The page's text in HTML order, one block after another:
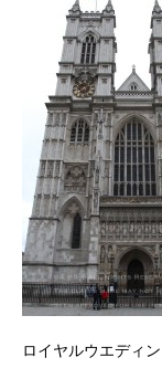
ロイヤルウエディ